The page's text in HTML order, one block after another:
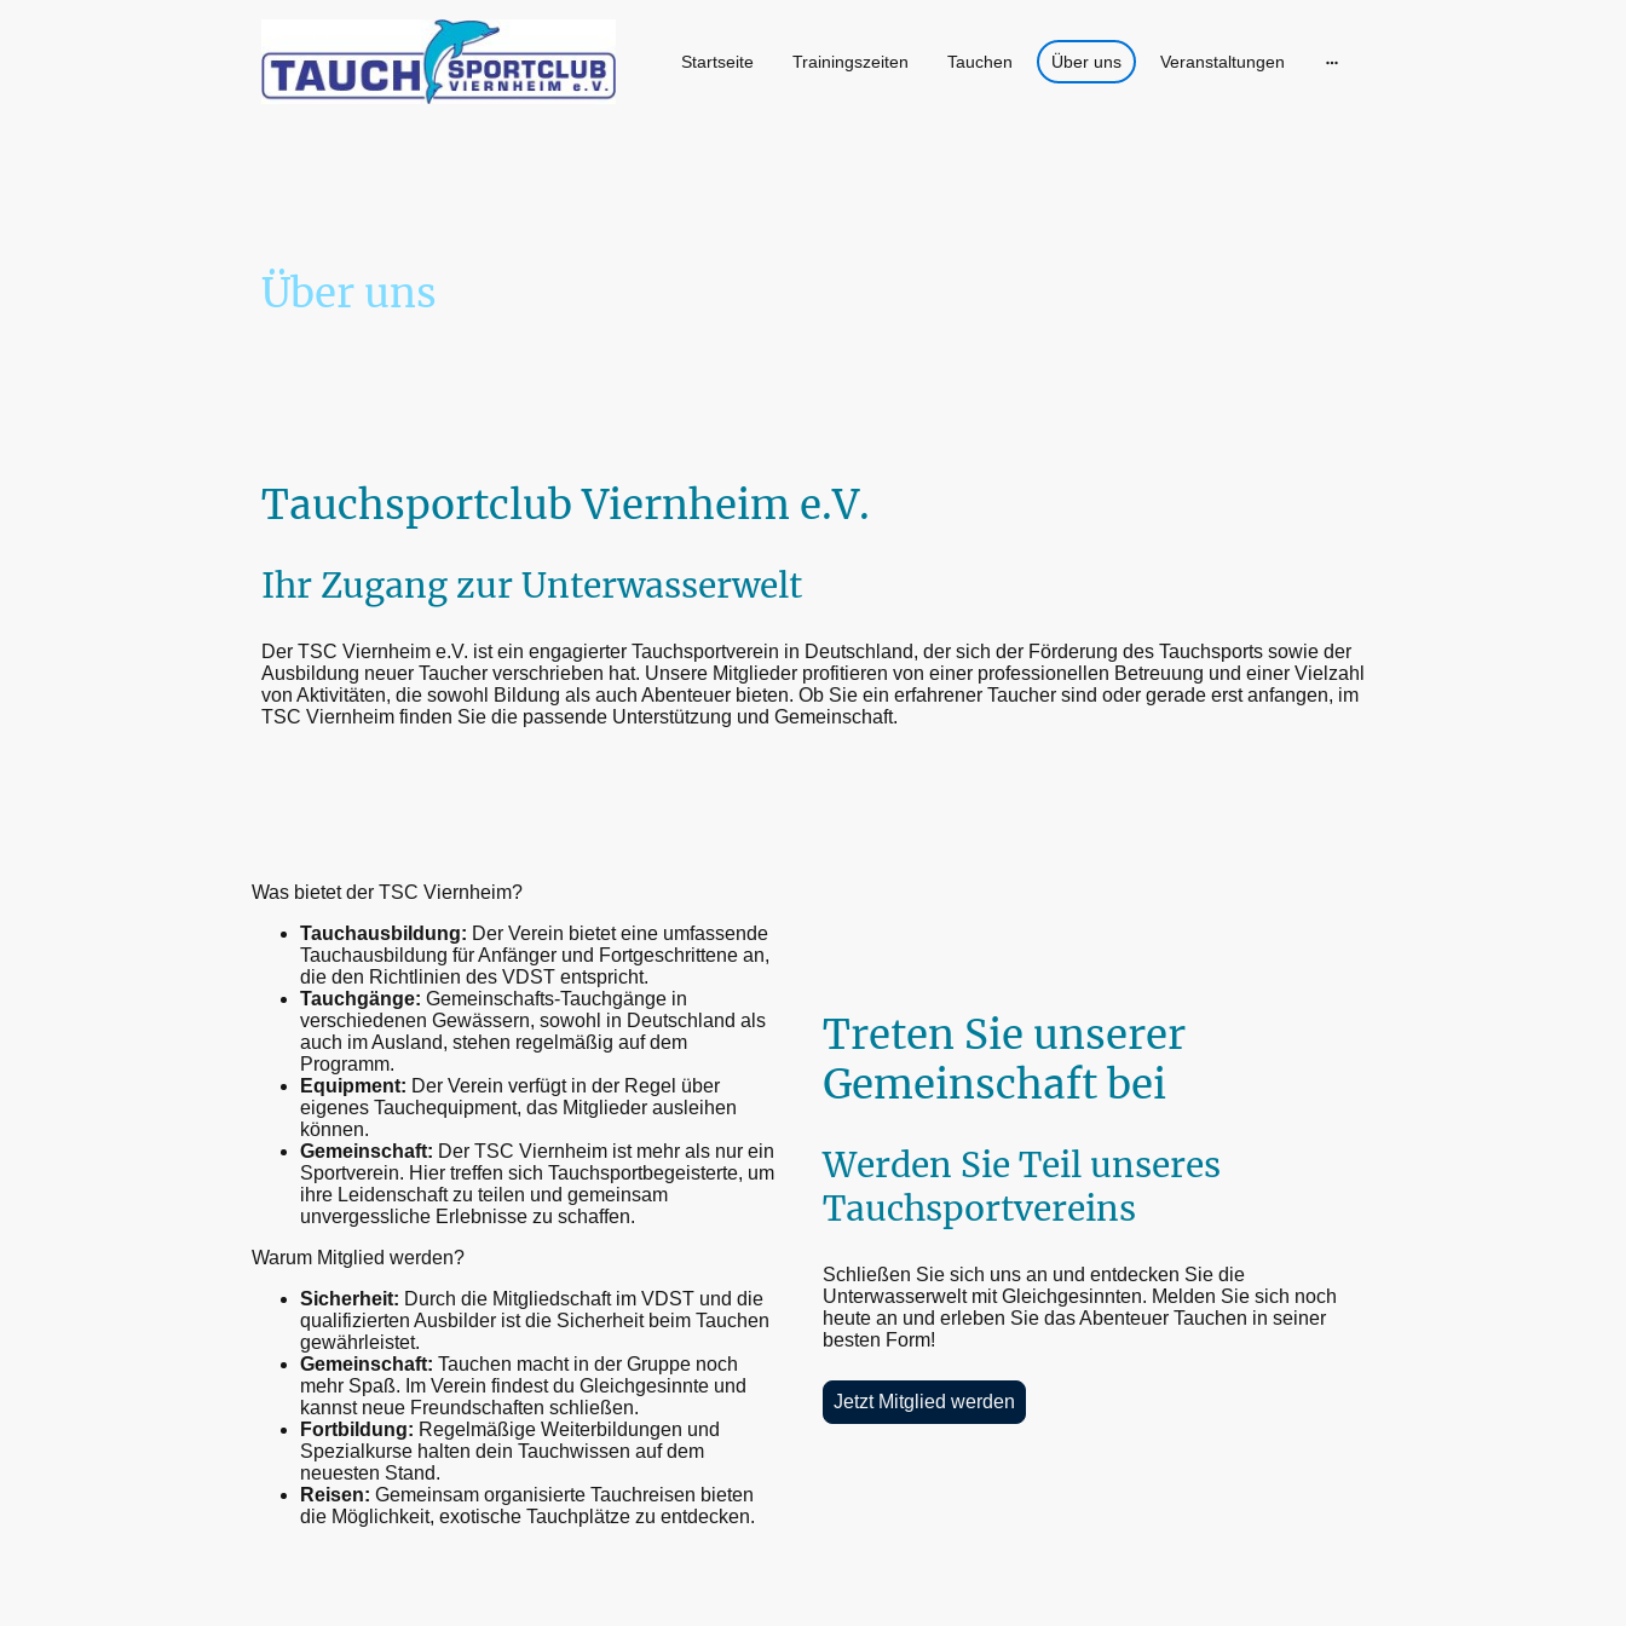
Startseite Trainingszeiten Tauchen Über uns Veranstaltungen
Über uns
Tauchsportclub Viernheim e.V.
Ihr Zugang zur Unterwasserwelt
Der TSC Viernheim e.V. ist ein engagierter Tauchsportverein in Deutschland, der sich der Förderung des Tauchsports sowie der
Ausbildung neuer Taucher verschrieben hat. Unsere Mitglieder profitieren von einer professionellen Betreuung und einer Vielzahl
von Aktivitäten, die sowohl Bildung als auch Abenteuer bieten. Ob Sie ein erfahrener Taucher sind oder gerade erst anfangen, im
TSC Viernheim finden Sie die passende Unterstützung und Gemeinschaft.
Was bietet der TSC Viernheim?
Tauchausbildung: Der Verein bietet eine umfassende
Tauchausbildung für Anfänger und Fortgeschrittene an,
die den Richtlinien des VDST entspricht.
Tauchgänge: Gemeinschafts-Tauchgänge in
verschiedenen Gewässern, sowohl in Deutschland als
auch im Ausland, stehen regelmäßig auf dem
Programm.
Equipment: Der Verein verfügt in der Regel über
eigenes Tauchequipment, das Mitglieder ausleihen
können.
Gemeinschaft: Der TSC Viernheim ist mehr als nur ein
Sportverein. Hier treffen sich Tauchsportbegeisterte, um
ihre Leidenschaft zu teilen und gemeinsam
unvergessliche Erlebnisse zu schaffen.
Warum Mitglied werden?
Sicherheit: Durch die Mitgliedschaft im VDST und die
qualifizierten Ausbilder ist die Sicherheit beim Tauchen
gewährleistet.
Gemeinschaft: Tauchen macht in der Gruppe noch
mehr Spaß. Im Verein findest du Gleichgesinnte und
kannst neue Freundschaften schließen.
Fortbildung: Regelmäßige Weiterbildungen und
Spezialkurse halten dein Tauchwissen auf dem
neuesten Stand.
Reisen: Gemeinsam organisierte Tauchreisen bieten
die Möglichkeit, exotische Tauchplätze zu entdecken.
Treten Sie unserer
Gemeinschaft bei
Werden Sie Teil unseres
Tauchsportvereins
Schließen Sie sich uns an und entdecken Sie die
Unterwasserwelt mit Gleichgesinnten. Melden Sie sich noch
heute an und erleben Sie das Abenteuer Tauchen in seiner
besten Form!
Jetzt Mitglied werden